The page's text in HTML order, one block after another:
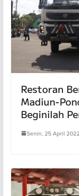
Restoran
Madiun-
Beginilah
Senin, 25 April 2022